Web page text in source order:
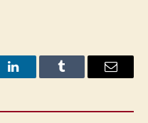
LinkedInTumblr Email